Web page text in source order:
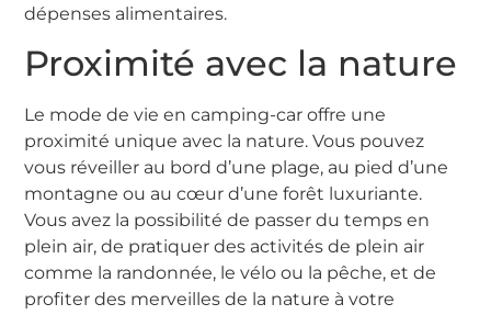
dépenses alimentaires.
Proximité avec la nature
Le mode de vie en camping-car offre une
proximité unique avec la nature. Vous pouvez
vous réveiller au bord d’une plage, au pied d’une
montagne ou au cœur d’une forêt luxuriante.
Vous avez la possibilité de passer du temps en
plein air, de pratiquer des activités de plein air
comme la randonnée, le vélo ou la pêche, et de
profiter des merveilles de la nature à votre